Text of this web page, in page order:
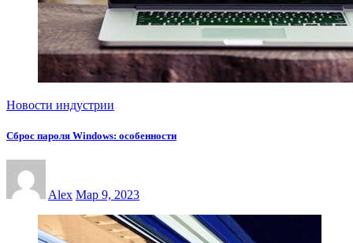
Новости индустрии
Сброс пароля Windows: особенности
Alex Мар 9, 2023